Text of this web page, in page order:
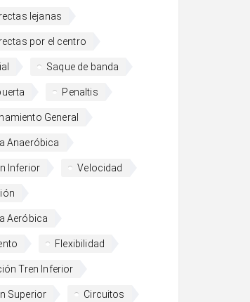
lejanas
por el centro
Saque de banda
Penaltis
General
Anaeróbica
Inferior Velocidad
Aeróbica
Flexibilidad
Tren Inferior
Superior Circuitos